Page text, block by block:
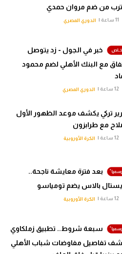
من ضم مروان حمدي
الدوري المصري
خبر في الجول - زد يتوصل
مع البنك الأهلي لضم محمود
الدوري المصري
تركي يكشف موعد الظهور الأول
مع طرابزون
الكرة الأوروبية
بعد فترة معايشة ناجحة..
بالاس يضم تومياسو
الكرة الأوروبية
سبعة شروط.. تطبيق زملكاوي
تفاصيل مفاوضات شباب الأهلي